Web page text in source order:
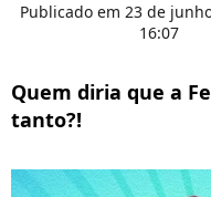
Publicado em 23 de
16:07
Quem diria que a
tanto?!